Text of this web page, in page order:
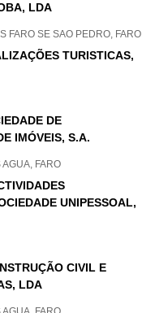
LDA
FARO SE SAO PEDRO, FARO
TURISTICAS,
DE
IMÓVEIS, S.A.
FARO
UNIPESSOAL,
CIVIL E
LDA